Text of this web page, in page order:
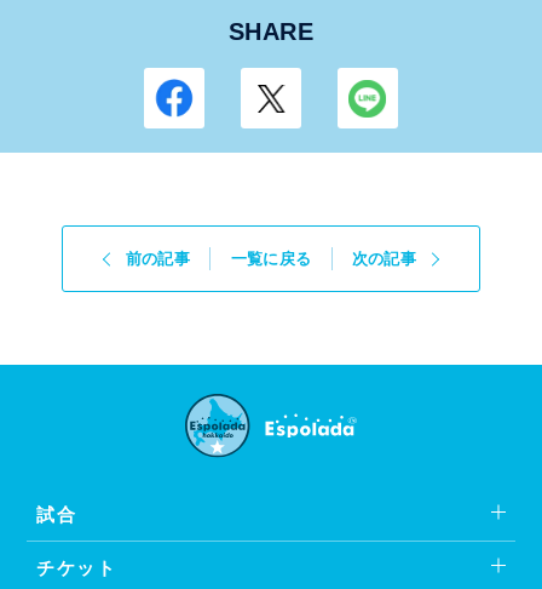
SHARE
前の記事 一覧に戻る 次の記事
試合
チケット